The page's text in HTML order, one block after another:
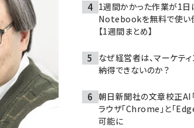
1週間かかった作業が1日
Notebookを無料で使い
【1週間まとめ】
なぜ経営者は、マーケテ
納得できないのか？
朝日新聞社の文章校正AI
ラウザ「Chrome」と「
可能に